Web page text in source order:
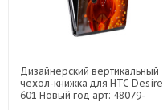
Дизайнерский вертикальный
чехол-книжка для HTC Desire
601 Новый год арт: 48079-